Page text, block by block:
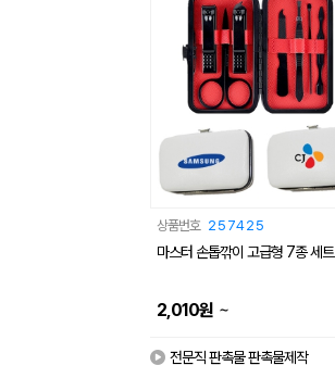
상품번호 257425
마스터 손톱깎이 고급형 7종 세트
2,010원 ~
전문직 판촉물 판촉물제작